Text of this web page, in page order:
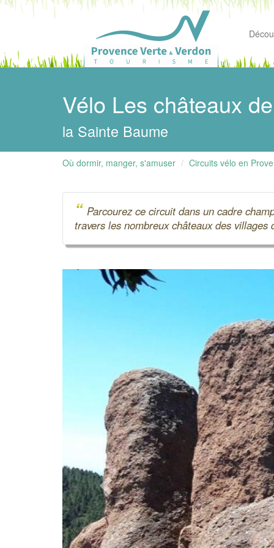
Vélo Les châteaux
la Sainte Baume
Où dormir, manger, s'amuser Circuits vélo en
“ Parcourez ce circuit dans un cadre
travers les nombreux châteaux des villages
Précédent